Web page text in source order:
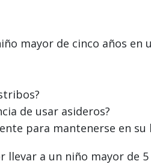
mayor de cinco años
de usar asideros?
para mantenerse en
llevar a un niño mayor